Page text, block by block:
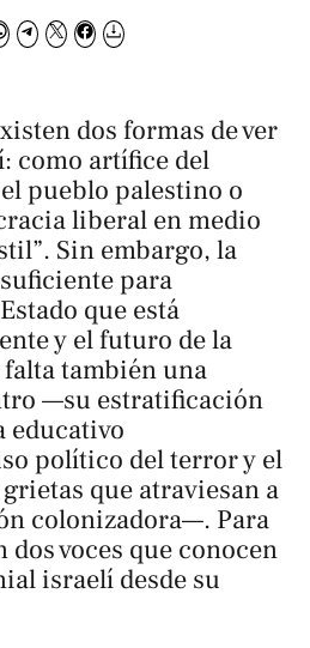
dos formas de ver
como artífice del
pueblo palestino o
liberal en medio
Sin embargo, la
para
que está
y el futuro de la
también una
—su estratificación
educativo
político del terror y el
que atraviesan a
colonizadora—. Para
voces que conocen
israelí desde su